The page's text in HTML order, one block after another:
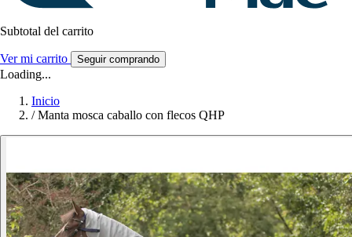
Subtotal del carrito
Ver mi carrito Seguir comprando
Loading...
Inicio
/ Manta mosca caballo con flecos QHP